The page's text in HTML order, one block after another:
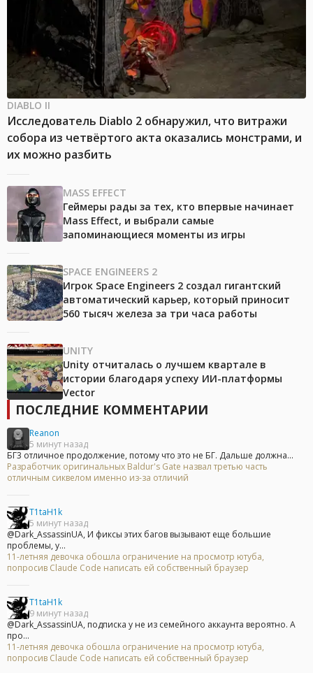
DIABLO II
Исследователь Diablo 2 обнаружил, что витражи
собора из четвёртого акта оказались монстрами, и
их можно разбить
MASS EFFECT
Геймеры рады за тех, кто впервые начинает
Mass Effect, и выбрали самые
запоминающиеся моменты из игры
SPACE ENGINEERS 2
Игрок Space Engineers 2 создал гигантский
автоматический карьер, который приносит
560 тысяч железа за три часа работы
UNITY
Unity отчиталась о лучшем квартале в
истории благодаря успеху ИИ-платформы
Vector
ПОСЛЕДНИЕ КОММЕНТАРИИ
Reanon
5 минут назад
БГ3 отличное продолжение, потому что это не БГ. Дальше должна...
Разработчик оригинальных Baldur's Gate назвал третью часть
отличным сиквелом именно из-за отличий
T1taH1k
5 минут назад
@Dark_AssassinUA, И фиксы этих багов вызывают еще большие
проблемы, у...
11-летняя девочка обошла ограничение на просмотр ютуба,
попросив Claude Code написать ей собственный браузер
T1taH1k
9 минут назад
@Dark_AssassinUA, подписка у не из семейного аккаунта вероятно. А
про...
11-летняя девочка обошла ограничение на просмотр ютуба,
попросив Claude Code написать ей собственный браузер